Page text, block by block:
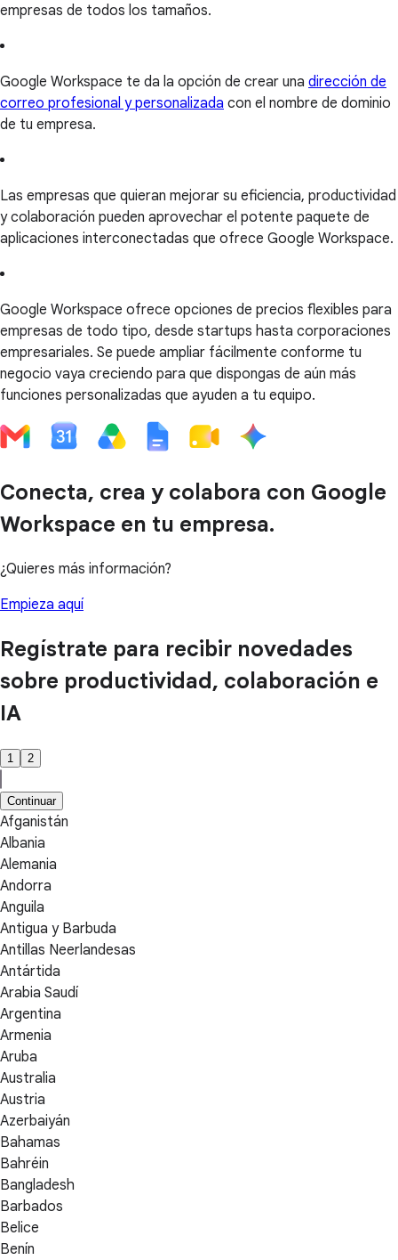
empresas de todos los tamaños.
Google Workspace te da la opción de crear una dirección de
correo profesional y personalizada con el nombre de dominio
de tu empresa.
Las empresas que quieran mejorar su eficiencia, productividad
y colaboración pueden aprovechar el potente paquete de
aplicaciones interconectadas que ofrece Google Workspace.
Google Workspace ofrece opciones de precios flexibles para
empresas de todo tipo, desde startups hasta corporaciones
empresariales. Se puede ampliar fácilmente conforme tu
negocio vaya creciendo para que dispongas de aún más
funciones personalizadas que ayuden a tu equipo.
Conecta, crea y colabora con Google
Workspace en tu empresa.
¿Quieres más información?
Empieza aquí
Regístrate para recibir novedades
sobre productividad, colaboración e
IA
1 2
Continuar
Afganistán
Albania
Alemania
Andorra
Anguila
Antigua y Barbuda
Antillas Neerlandesas
Antártida
Arabia Saudí
Argentina
Armenia
Aruba
Australia
Austria
Azerbaiyán
Bahamas
Bahréin
Bangladesh
Barbados
Belice
Benín